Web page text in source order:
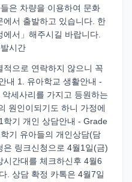
은 차량을 이용하여 문화
에서 출발하고 있습니다. 한
서」해주시길 바랍니다.
시간
으로 연락하지 않으니 꼭
내 1. 유아학교 생활안내 -
세사리를 가지고 등원하는
원인이되기도 하니 가정에
기 개인 상담안내 - Grade
기 유아들의 개인상담(담
링크신청으로 4월1일(금)
간대를 체크하신후 4월6
. 상담 확정 카톡은 4월7일